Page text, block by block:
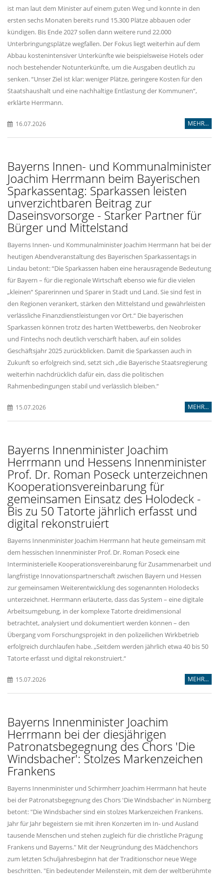
ist man laut dem Minister auf einem guten Weg und konnte in den
ersten sechs Monaten bereits rund 15.300 Plätze abbauen oder
kündigen. Bis Ende 2027 sollen dann weitere rund 22.000
Unterbringungsplätze wegfallen. Der Fokus liegt weiterhin auf dem
Abbau kostenintensiver Unterkünfte wie beispielsweise Hotels oder
noch bestehender Notunterkünfte, um die Ausgaben deutlich zu
senken. “Unser Ziel ist klar: weniger Plätze, geringere Kosten für den
Staatshaushalt und eine nachhaltige Entlastung der Kommunen“,
erklärte Herrmann.
16.07.2026 MEHR...
Bayerns Innen- und Kommunalminister
Joachim Herrmann beim Bayerischen
Sparkassentag: Sparkassen leisten
unverzichtbaren Beitrag zur
Daseinsvorsorge - Starker Partner für
Bürger und Mittelstand
Bayerns Innen- und Kommunalminister Joachim Herrmann hat bei der
heutigen Abendveranstaltung des Bayerischen Sparkassentags in
Lindau betont: “Die Sparkassen haben eine herausragende Bedeutung
für Bayern – für die regionale Wirtschaft ebenso wie für die vielen
kleinen“ Sparerinnen und Sparer in Stadt und Land. Sie sind fest in
den Regionen verankert, stärken den Mittelstand und gewährleisten
verlässliche Finanzdienstleistungen vor Ort.“ Die bayerischen
Sparkassen können trotz des harten Wettbewerbs, den Neobroker
und Fintechs noch deutlich verschärft haben, auf ein solides
Geschäftsjahr 2025 zurückblicken. Damit die Sparkassen auch in
Zukunft so erfolgreich sind, setzt sich „die Bayerische Staatsregierung
weiterhin nachdrücklich dafür ein, dass die politischen
Rahmenbedingungen stabil und verlässlich bleiben.“
15.07.2026 MEHR...
Bayerns Innenminister Joachim
Herrmann und Hessens Innenminister
Prof. Dr. Roman Poseck unterzeichnen
Kooperationsvereinbarung für
gemeinsamen Einsatz des Holodeck -
Bis zu 50 Tatorte jährlich erfasst und
digital rekonstruiert
Bayerns Innenminister Joachim Herrmann hat heute gemeinsam mit
dem hessischen Innenminister Prof. Dr. Roman Poseck eine
Interministerielle Kooperationsvereinbarung für Zusammenarbeit und
langfristige Innovationspartnerschaft zwischen Bayern und Hessen
zur gemeinsamen Weiterentwicklung des sogenannten Holodecks
unterzeichnet. Herrmann erläuterte, dass das System – eine digitale
Arbeitsumgebung, in der komplexe Tatorte dreidimensional
betrachtet, analysiert und dokumentiert werden können – den
Übergang vom Forschungsprojekt in den polizeilichen Wirkbetrieb
erfolgreich durchlaufen habe. „Seitdem werden jährlich etwa 40 bis 50
Tatorte erfasst und digital rekonstruiert.“
15.07.2026 MEHR...
Bayerns Innenminister Joachim
Herrmann bei der diesjährigen
Patronatsbegegnung des Chors 'Die
Windsbacher': Stolzes Markenzeichen
Frankens
Bayerns Innenminister und Schirmherr Joachim Herrmann hat heute
bei der Patronatsbegegnung des Chors 'Die Windsbacher' in Nürnberg
betont: "Die Windsbacher sind ein stolzes Markenzeichen Frankens.
Jahr für Jahr begeistern sie mit ihren Konzerten im In- und Ausland
tausende Menschen und stehen zugleich für die christliche Prägung
Frankens und Bayerns." Mit der Neugründung des Mädchenchors
zum letzten Schuljahresbeginn hat der Traditionschor neue Wege
beschritten. "Ein bedeutender Meilenstein, mit dem der weltberühmte